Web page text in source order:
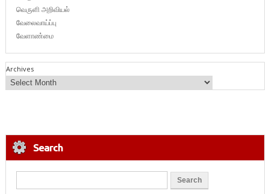
வெருளி அறிவியல்
வேலைவாய்ப்பு
வேளாண்மை
Archives
Search